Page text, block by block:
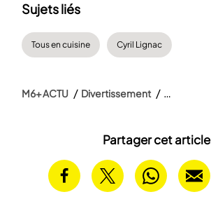
Partager cet article
Sujets liés
Tous en cuisine Cyril Lignac
M6+ ACTU Divertissement